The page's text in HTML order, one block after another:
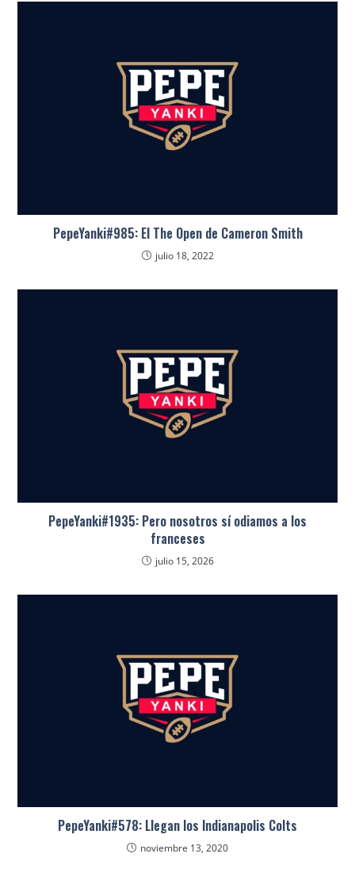
PepeYanki#985: El The Open de Cameron Smith
julio 18, 2022
PepeYanki#1935: Pero nosotros sí odiamos a los
franceses
julio 15, 2026
PepeYanki#578: Llegan los Indianapolis Colts
noviembre 13, 2020